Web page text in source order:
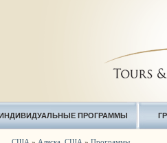
ПРОГРАММЫ